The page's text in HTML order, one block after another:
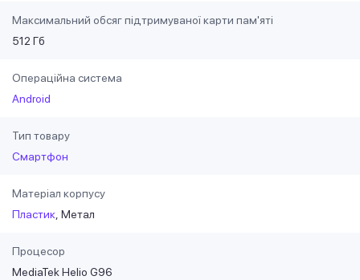
Максимальний обсяг підтримуваної карти пам'яті
512 Гб
Операційна система
Android
Тип товару
Смартфон
Матеріал корпусу
Пластик Метал
Процесор
MediaTek Helio G96